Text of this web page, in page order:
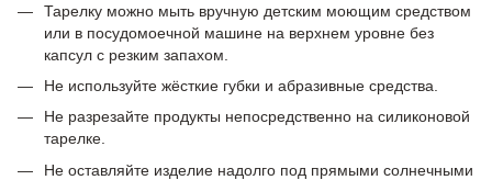
Тарелку можно мыть вручную детским моющим средством
или в посудомоечной машине на верхнем уровне без
капсул с резким запахом.
Не используйте жёсткие губки и абразивные средства.
Не разрезайте продукты непосредственно на силиконовой
тарелке.
Не оставляйте изделие надолго под прямыми солнечными